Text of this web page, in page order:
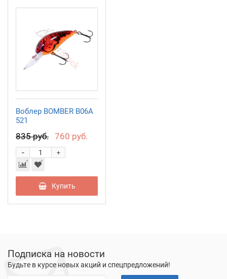
Воблер BOMBER B06A
521
835 руб. 760 руб.
+
-
Купить
Подписка на новости
Будьте в курсе новых акций и спецпредложений!